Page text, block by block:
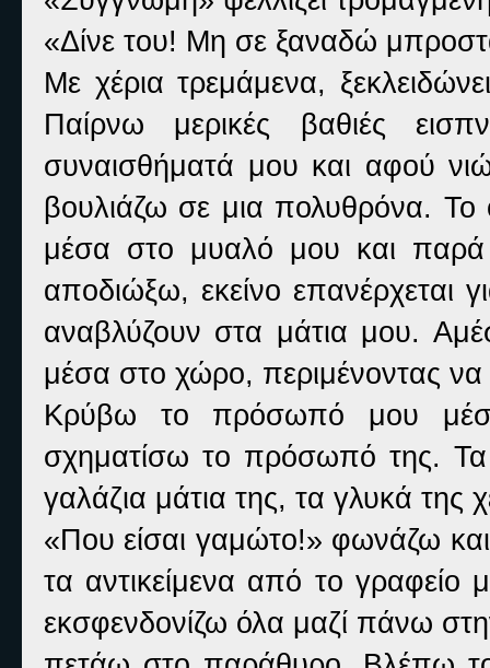
«Δίνε του! Μη σε ξαναδώ
Με χέρια τρεμάμενα,
Παίρνω μερικές βαθιές
συναισθήματά μου και αφού
βουλιάζω σε μια πολυθρόνα. Το
μέσα στο μυαλό μου και παρά
αποδιώξω, εκείνο επανέρχεται
αναβλύζουν στα μάτια μου.
μέσα στο χώρο, περιμένοντας να
Κρύβω το πρόσωπό μου
σχηματίσω το πρόσωπό της.
γαλάζια μάτια της, τα γλυκά
«Που είσαι γαμώτο!» φωνάζω
τα αντικείμενα από το
εκσφενδονίζω όλα μαζί πάνω